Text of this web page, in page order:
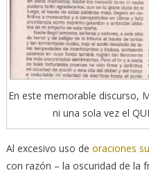
En este memorable discurso,
ni una sola vez el
Al excesivo uso de oraciones
con razón – la oscuridad de la